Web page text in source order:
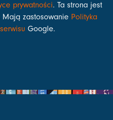
prywatności. Ta strona jest
Mają zastosowanie Polityka
Google.